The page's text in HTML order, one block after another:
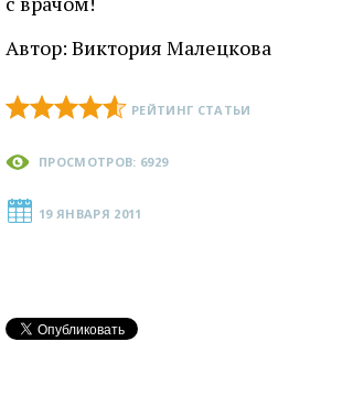
Автор: Виктория Малецкова
РЕЙТИНГ СТАТЬИ
ПРОСМОТРОВ: 6929
19 ЯНВАРЯ 2011